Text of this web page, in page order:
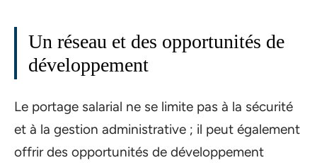
Un réseau et des opportunités de
développement
Le portage salarial ne se limite pas à la sécurité
et à la gestion administrative ; il peut également
offrir des opportunités de développement